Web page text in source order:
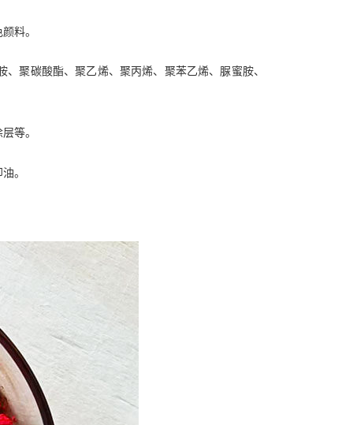
料。
聚碳酸酯、聚乙烯、聚丙烯、聚苯乙烯、脲蜜胺、
等。
。